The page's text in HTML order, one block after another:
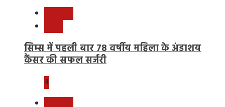
सिम्स में पहली बार 78 वर्षीय महिला के अंडाशय
कैंसर की सफल सर्जरी
4